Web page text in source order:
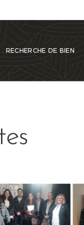
RECHERCHE DE BIEN
🙏